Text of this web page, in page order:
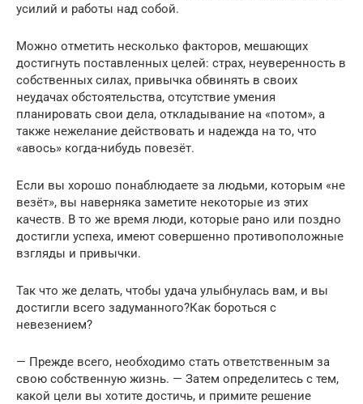
усилий и работы над собой.
Можно отметить несколько факторов, мешающих
достигнуть поставленных целей: страх, неуверенность в
собственных силах, привычка обвинять в своих
неудачах обстоятельства, отсутствие умения
планировать свои дела, откладывание на «потом», а
также нежелание действовать и надежда на то, что
«авось» когда-нибудь повезёт.
Если вы хорошо понаблюдаете за людьми, которым «не
везёт», вы наверняка заметите некоторые из этих
качеств. В то же время люди, которые рано или поздно
достигли успеха, имеют совершенно противоположные
взгляды и привычки.
Так что же делать, чтобы удача улыбнулась вам, и вы
достигли всего задуманного?Как бороться с
невезением?
— Прежде всего, необходимо стать ответственным за
свою собственную жизнь. — Затем определитесь с тем,
какой цели вы хотите достичь, и примите решение